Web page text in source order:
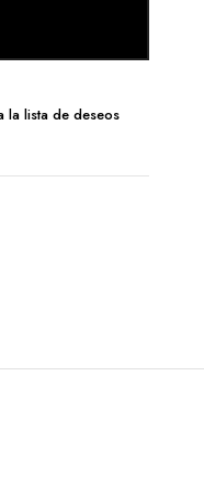
la lista de deseos